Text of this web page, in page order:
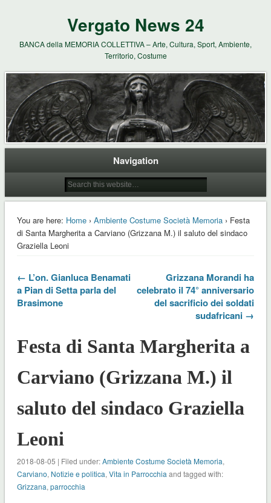
Vergato News 24
BANCA della MEMORIA COLLETTIVA – Arte, Cultura, Sport, Ambiente,
Territorio, Costume
Navigation
You are here: Home› Ambiente Costume Società Memoria› Festa
di Santa Margherita a Carviano (Grizzana M.) il saluto del sindaco
Graziella Leoni
← L’on. Gianluca Benamati
a Pian di Setta parla del
Brasimone
Grizzana Morandi ha
celebrato il 74° anniversario
del sacrificio dei soldati
sudafricani →
Festa di Santa Margherita a
Carviano (Grizzana M.) il
saluto del sindaco Graziella
Leoni
2018-08-05 | Filed under:Ambiente Costume Società Memoria,
Carviano, Notizie e politica, Vita in Parrocchia and tagged with:
Grizzana, parrocchia